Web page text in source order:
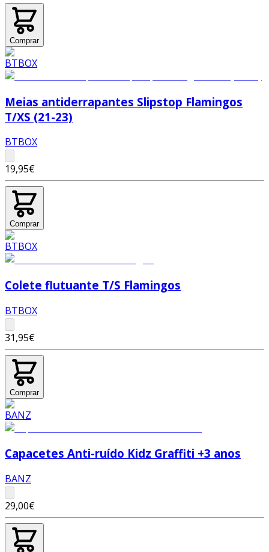
Comprar
Meias antiderrapantes Slipstop Flamingos
T/XS (21-23)
BTBOX
19,95€
Comprar
Colete flutuante T/S Flamingos
BTBOX
31,95€
Comprar
Capacetes Anti-ruído Kidz Graffiti +3 anos
BANZ
29,00€